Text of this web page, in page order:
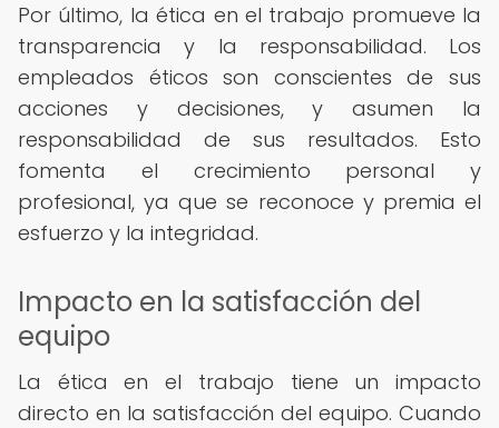
Por último, la ética en el trabajo promueve la
transparencia y la responsabilidad. Los
empleados éticos son conscientes de sus
acciones y decisiones, y asumen la
responsabilidad de sus resultados. Esto
fomenta el crecimiento personal y
profesional, ya que se reconoce y premia el
esfuerzo y la integridad.
Impacto en la satisfacción del
equipo
La ética en el trabajo tiene un impacto
directo en la satisfacción del equipo. Cuando